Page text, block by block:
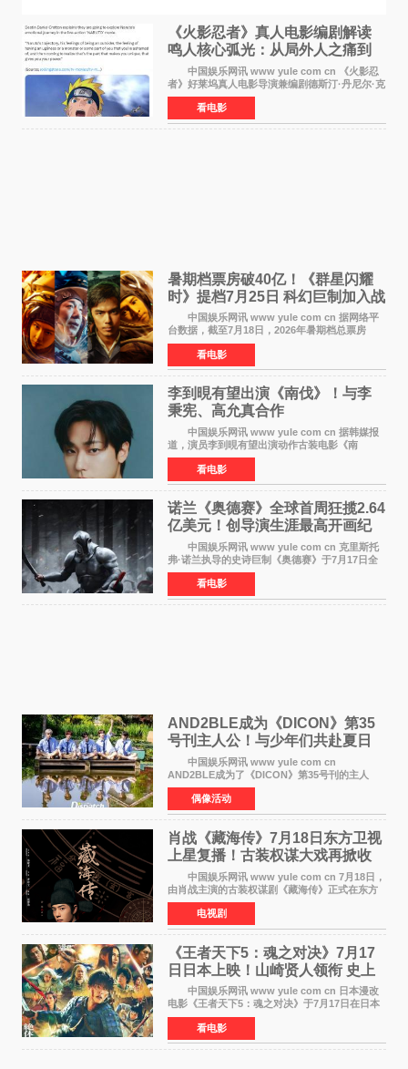
《火影忍者》真人电影编剧解读
鸣人核心弧光：从局外人之痛到
自我觉醒
中国娱乐网讯 www yule com cn 《火影忍
者》好莱坞真人电影导演兼编剧德斯汀·丹尼尔·克
雷顿近日在采访中分享了对主角鸣人成长弧光的
理解，透露电影将深入探索鸣人作为局外人的情
感历程。
看电影
暑期档票房破40亿！《群星闪耀
时》提档7月25日 科幻巨制加入战
中国娱乐网讯 www yule com cn 据网络平
台数据，截至7月18日，2026年暑期档总票房
（含预售）已正式突破40亿元大关，年度总票房
也随之逼近197亿元。超百部中外佳片同台竞技，
点燃了盛夏的电
看电影
李到晛有望出演《南伐》！与李
秉宪、高允真合作
中国娱乐网讯 www yule com cn 据韩媒报
道，演员李到晛有望出演动作古装电影《南
伐》，与李秉宪、高允真合作，引发关注。
该片为动作古装片，讲述朝鲜初期，为了解救被
倭寇绑走的俘虏，9
看电影
诺兰《奥德赛》全球首周狂揽2.64
亿美元！创导演生涯最高开画纪
中国娱乐网讯 www yule com cn 克里斯托
弗·诺兰执导的史诗巨制《奥德赛》于7月17日全
球上映，首周末票房表现远超预期——北美首周
三天粗报1 245亿美元（开画3919馆），全球首周
2 641亿美元
看电影
AND2BLE成为《DICON》第35
号刊主人公！与少年们共赴夏日
之约
中国娱乐网讯 www yule com cn
AND2BLE成为了《DICON》第35号刊的主人
公，本期标题为And The Summer。作为出道后
首次担任杂志画报主角的完整体，AND2BLE用清
澈的少年感与全新的夏天相遇了
偶像活动
肖战《藏海传》7月18日东方卫视
上星复播！古装权谋大戏再掀收
视热潮
中国娱乐网讯 www yule com cn 7月18日，
由肖战主演的古装权谋剧《藏海传》正式在东方
卫视上星复播，引发广泛关注。该剧此前已在网
络平台播出，凭借精良制作和紧凑剧情收获不俗
口碑，此次上
电视剧
《王者天下5：魂之对决》7月17
日日本上映！山崎贤人领衔 史上
最大“函谷关防卫战”
中国娱乐网讯 www yule com cn 日本漫改
电影《王者天下5：魂之对决》于7月17日在日本
全国上映。这部由佐藤信介执导、山崎贤人主演
的历史动作片，改编自原泰久同名人气漫画，继
续讲述信和漂
看电影